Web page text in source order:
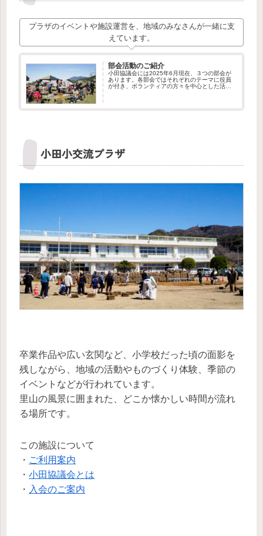
プラザのイベントや施設運営を、地域のみなさんが一緒に支
えています。
部会活動のご紹介
小田協議会には2025年6月現在、３つの部会が
あります。各部会ではそれぞれのテーマに役員
が付き、ボランティアの方々を中心とした活動
小田小交流プラザ
卒業作品や広い玄関など、小学校だった頃の面影を
残しながら、地域の活動やものづくり体験、季節の
イベントなどが行われています。
里山の風景に囲まれた、どこか懐かしい時間が流れ
る場所です。
この施設について
・ ご利用案内
・ 小田協議会とは
・ 入会のご案内